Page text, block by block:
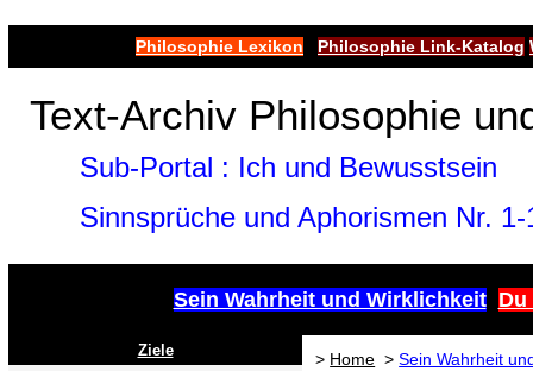
Philosophie Lexikon Philosophie Link-Katalog
Text-Archiv Philosophie
Sub-Portal : Ich und Bewusstsein
Sinnsprüche und Aphorismen Nr. 1-
Sein Wahrheit und Wirklichkeit Du
Ziele > Home >Sein Wahrheit